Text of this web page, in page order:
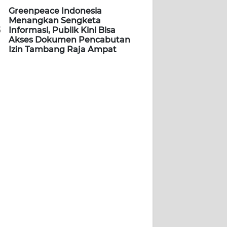
Greenpeace Indonesia
Menangkan Sengketa
Informasi, Publik Kini Bisa
Akses Dokumen Pencabutan
Izin Tambang Raja Ampat